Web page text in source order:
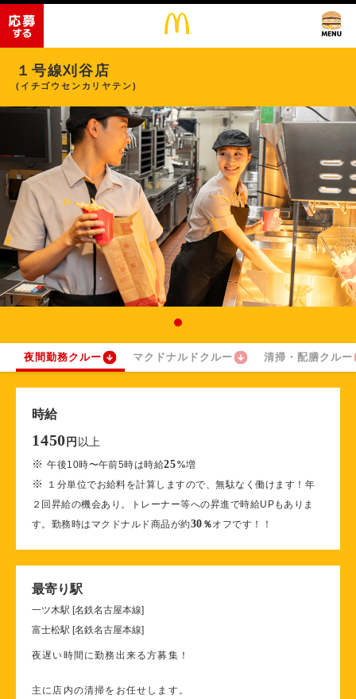
１号線刈谷店
(イチゴウセンカリヤテン)
夜間勤務クルー マクドナルドクルー 清掃・配膳クルー
時給
1450 円 以上
※午後10時〜午前5時は時給25%増
※
１分単位でお給料を計算しますので、無駄なく働けます！年
２回昇給の機会あり。トレーナー等への昇進で時給UPもありま
す。勤務時はマクドナルド商品が約30 ％オフです！！
最寄り駅
一ツ木駅 [名鉄名古屋本線]
富士松駅 [名鉄名古屋本線]
夜遅い時間に勤務出来る方募集！
主に店内の清掃をお任せします。